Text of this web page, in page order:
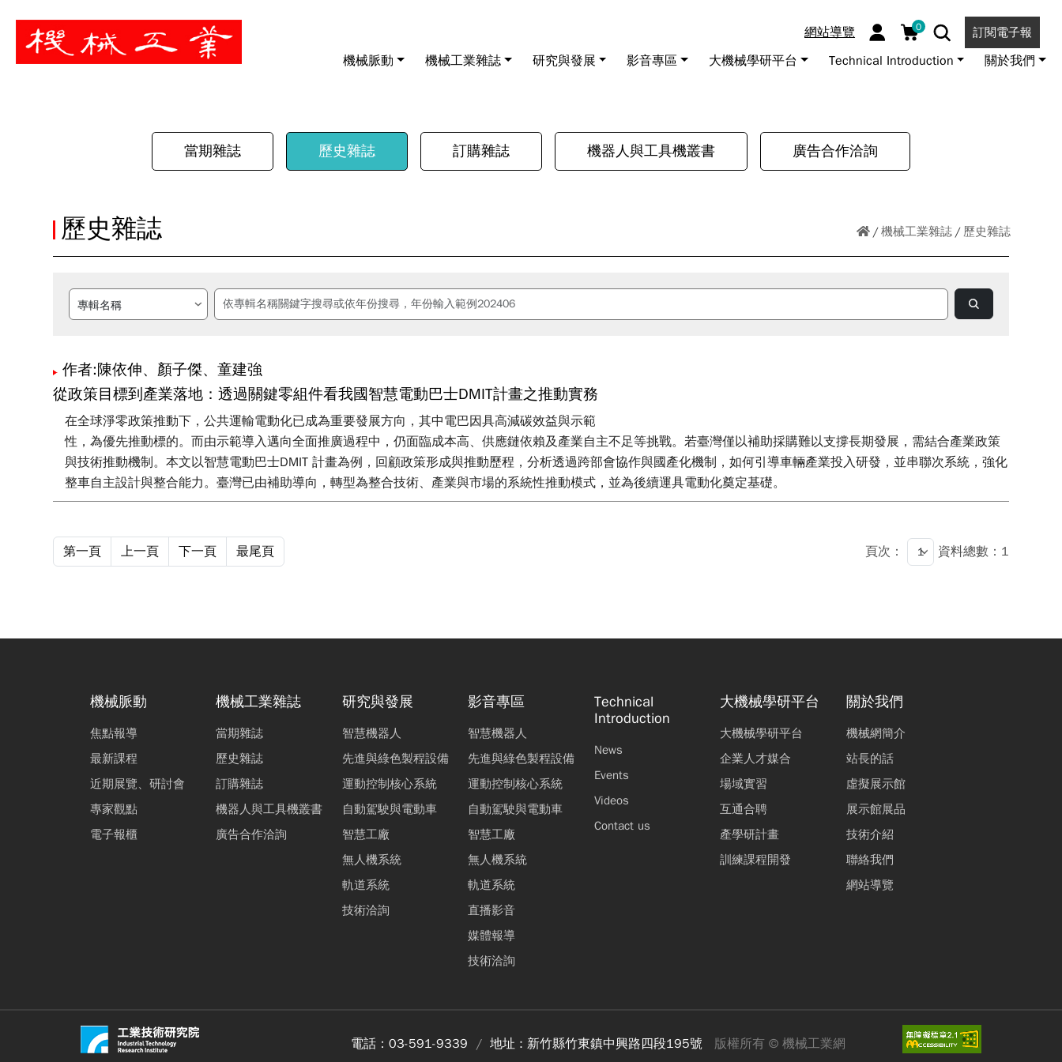
網站導覽 0 訂閱電子報
機械脈動 機械工業雜誌 研究與發展 影音專區 大機械學研平台 Technical Introduction 關於我們
暫停
當期雜誌 歷史雜誌 訂購雜誌 機器人與工具機叢書 廣告合作洽詢
機械工業雜誌 歷史雜誌
歷史雜誌
作者:陳依伸、顏子傑、童建強
從政策目標到產業落地：透過關鍵零組件看我國智慧電動巴士DMIT計畫之推動實務
在全球淨零政策推動下，公共運輸電動化已成為重要發展方向，其中電巴因具高減碳效益與示範
性，為優先推動標的。而由示範導入邁向全面推廣過程中，仍面臨成本高、供應鏈依賴及產業自主不足等挑戰。若臺灣僅以補助採購難以支撐長期發展，需結合產業政策
與技術推動機制。本文以智慧電動巴士DMIT 計畫為例，回顧政策形成與推動歷程，分析透過跨部會協作與國產化機制，如何引導車輛產業投入研發，並串聯次系統，強化
整車自主設計與整合能力。臺灣已由補助導向，轉型為整合技術、產業與市場的系統性推動模式，並為後續運具電動化奠定基礎。
第一頁 上一頁 下一頁 最尾頁 頁次： 資料總數：1
機械脈動
焦點報導
最新課程
近期展覽、研討會
專家觀點
電子報櫃
機械工業雜誌
當期雜誌
歷史雜誌
訂購雜誌
機器人與工具機叢書
廣告合作洽詢
研究與發展
智慧機器人
先進與綠色製程設備
運動控制核心系統
自動駕駛與電動車
智慧工廠
無人機系統
軌道系統
技術洽詢
影音專區
智慧機器人
先進與綠色製程設備
運動控制核心系統
自動駕駛與電動車
智慧工廠
無人機系統
軌道系統
直播影音
媒體報導
技術洽詢
Technical
Introduction
News
Events
Videos
Contact us
大機械學研平台
大機械學研平台
企業人才媒合
場域實習
互通合聘
產學研計畫
訓練課程開發
關於我們
機械網簡介
站長的話
虛擬展示館
展示館展品
技術介紹
聯絡我們
網站導覽
電話： 03-591-9339 地址 : 新竹縣竹東鎮中興路四段195號 版權所有 © 機械工業網